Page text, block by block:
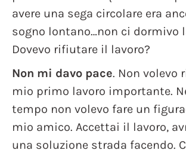
avere una sega circolare era
sogno lontano…non ci dormivo
Dovevo rifiutare il lavoro?
Non mi davo pace. Non volevo
mio primo lavoro importante.
tempo non volevo fare un
mio amico. Accettai il lavoro,
una soluzione strada facendo.